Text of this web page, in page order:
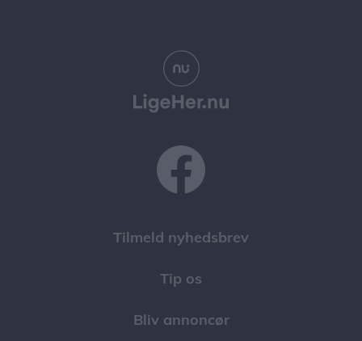
Tilmeld nyhedsbrev
Tip os
Bliv annoncør